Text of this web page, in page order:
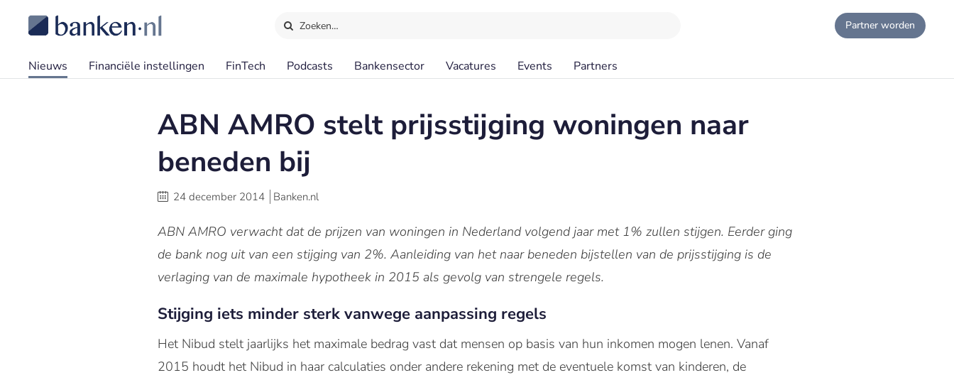
Zoeken… Partner worden
Nieuws Financiële instellingen FinTech Podcasts Bankensector Vacatures Events Partners
ABN AMRO stelt prijsstijging woningen naar
beneden bij
24 december 2014 Banken.nl
ABN AMRO verwacht dat de prijzen van woningen in Nederland volgend jaar met 1% zullen stijgen. Eerder ging
de bank nog uit van een stijging van 2%. Aanleiding van het naar beneden bijstellen van de prijsstijging is de
verlaging van de maximale hypotheek in 2015 als gevolg van strengele regels.
Stijging iets minder sterk vanwege aanpassing regels
Het Nibud stelt jaarlijks het maximale bedrag vast dat mensen op basis van hun inkomen mogen lenen. Vanaf
2015 houdt het Nibud in haar calculaties onder andere rekening met de eventuele komst van kinderen, de